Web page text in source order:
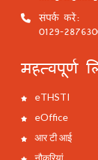
संपर्क करें:
0129-
महत्वपूर्ण
eTHSTI
eOffice
आर टी आई